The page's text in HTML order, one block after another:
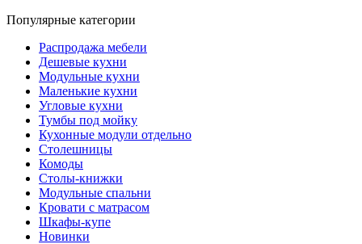
Популярные категории
Распродажа мебели
Дешевые кухни
Модульные кухни
Маленькие кухни
Угловые кухни
Тумбы под мойку
Кухонные модули отдельно
Столешницы
Комоды
Столы-книжки
Модульные спальни
Кровати с матрасом
Шкафы-купе
Новинки